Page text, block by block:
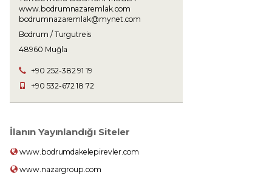
www.bodrumnazaremlak.com
bodrumnazaremlak@mynet.com
Bodrum / Turgutreis
48960 Muğla
+90 252-382 91 19
+90 532-672 18 72
İlanın Yayınlandığı Siteler
www.bodrumdakelepirevler.com
www.nazargroup.com